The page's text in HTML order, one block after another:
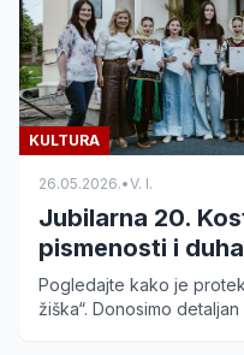
KULTURA
26.05.2026.•V. I.
Jubilarna 20.
pismenosti i duha
Pogledajte kako je
žiška“. Donosimo